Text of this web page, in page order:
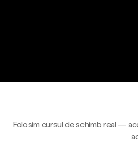
Folosim cursul de schimb real —